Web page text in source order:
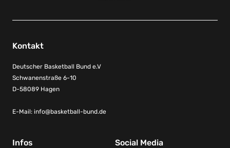
Kontakt
Deutscher Basketball Bund e.V
Schwanenstraße 6-10
D-58089 Hagen
E-Mail: info@basketball-bund.de
Infos Social Media